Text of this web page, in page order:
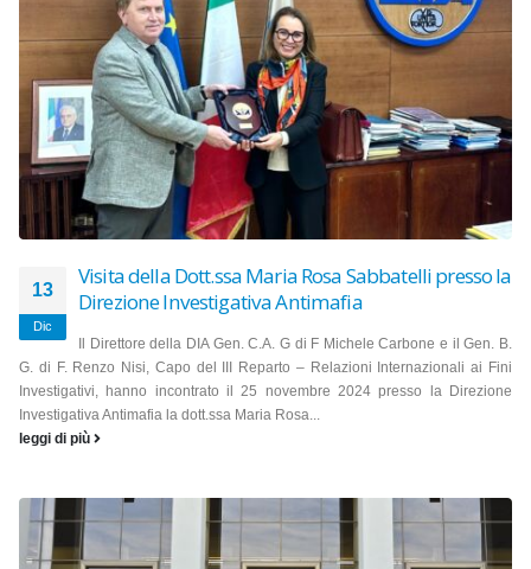
13
Dic
Visita della Dott.ssa Maria Rosa Sabbatelli presso la
Direzione Investigativa Antimafia
Il Direttore della DIA Gen. C.A. G di F Michele Carbone e il Gen. B.
G. di F. Renzo Nisi, Capo del III Reparto – Relazioni Internazionali ai Fini
Investigativi, hanno incontrato il 25 novembre 2024 presso la Direzione
Investigativa Antimafia la dott.ssa Maria Rosa...
leggi di più